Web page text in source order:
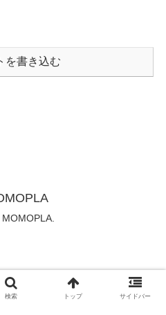
を書き込む
検索 トップ サイドバー